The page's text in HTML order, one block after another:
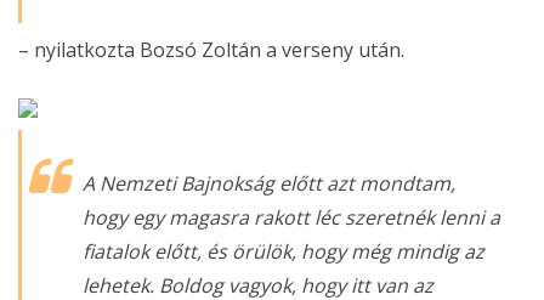
– nyilatkozta Bozsó Zoltán a verseny után.
A Nemzeti Bajnokság előtt azt mondtam,
hogy egy magasra rakott léc szeretnék lenni a
fiatalok előtt, és örülök, hogy még mindig az
lehetek. Boldog vagyok, hogy itt van az